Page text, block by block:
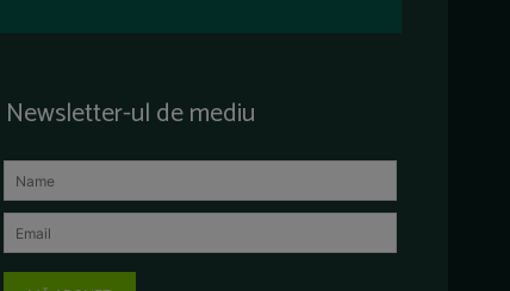
Newsletter-ul de mediu